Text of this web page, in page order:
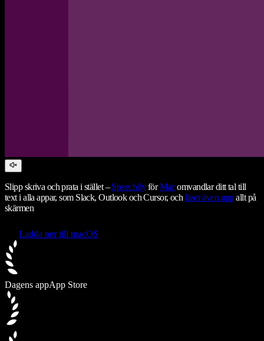
Slipp skriva och prata i stället –SpeechifyförMacomvandlar ditt tal till
text i alla appar, som Slack, Outlook och Cursor, och läser även uppallt på
skärmen
Ladda ner till macOS
Dagens appApp Store